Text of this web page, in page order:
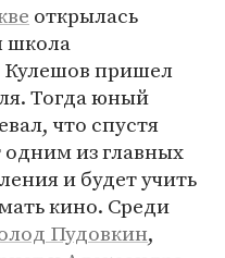
открылась
школа
пришел
Тогда юный
что спустя
одним из главных
и будет учить
кино. Среди
Пудовкин,